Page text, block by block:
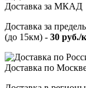
Доставка за МКАД
Доставка за
(до 15км) - 30 руб./
Доставка по